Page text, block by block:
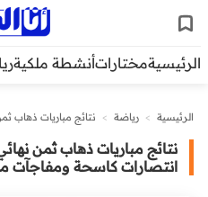
الرئيسيةمختاراتأنشطة ملكية
الرئيسية > رياضة >
انتصارات كاسحة ومفاجآت